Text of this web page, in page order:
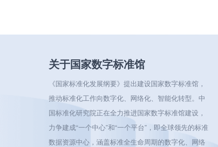
关于国家数字标准馆
《国家标准化发展纲要》提出建设国家数字标准馆，
推动标准化工作向数字化、网络化、智能化转型。中
国标准化研究院正在全力推进国家数字标准馆建设，
力争建成“一个中心”和“一个平台”，即全球领先的标准
数据资源中心，涵盖标准全生命周期的数字化、网络